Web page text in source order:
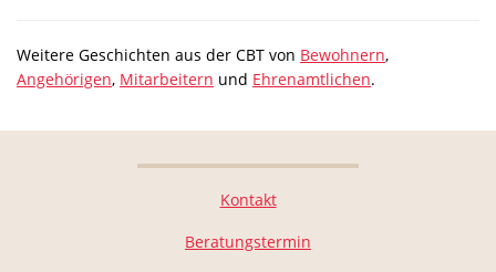
Weitere Geschichten aus der CBT von Bewohnern,
Angehörigen, Mitarbeitern und Ehrenamtlichen.
Kontakt
Beratungstermin